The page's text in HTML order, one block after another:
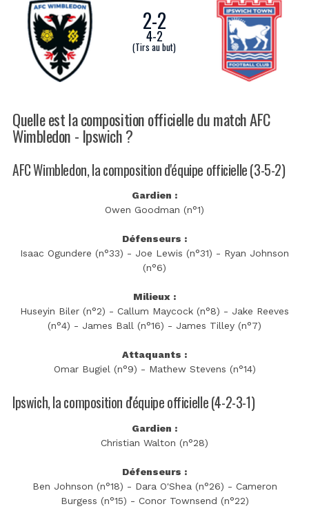
2-2
4-2
(Tirs au but)
Quelle est la composition officielle du match AFC
Wimbledon - Ipswich ?
AFC Wimbledon, la composition d'équipe officielle (3-5-2)
Gardien :
Owen Goodman (n°1)
Défenseurs :
Isaac Ogundere (n°33) - Joe Lewis (n°31) - Ryan Johnson
(n°6)
Milieux :
Huseyin Biler (n°2) - Callum Maycock (n°8) - Jake Reeves
(n°4) - James Ball (n°16) - James Tilley (n°7)
Attaquants :
Omar Bugiel (n°9) - Mathew Stevens (n°14)
Ipswich, la composition d'équipe officielle (4-2-3-1)
Gardien :
Christian Walton (n°28)
Défenseurs :
Ben Johnson (n°18) - Dara O'Shea (n°26) - Cameron
Burgess (n°15) - Conor Townsend (n°22)